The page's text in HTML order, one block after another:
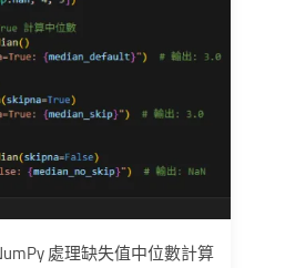
處理缺失值中位數計算